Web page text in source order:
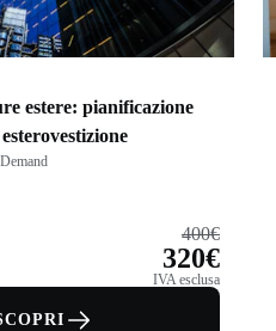
estere: pianificazione
400€
320€
IVA esclusa